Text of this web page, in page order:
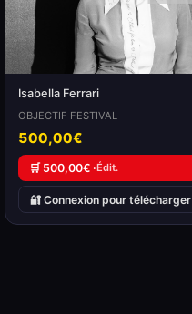
Isabella Ferrari
OBJECTIF FESTIVAL
500,00€
🛒 500,00€ ·Édit.
🔐 Connexion pour télécharger